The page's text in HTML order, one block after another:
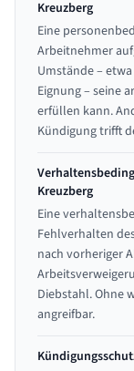
Kreuzberg
Eine
Arbeitnehmer
Umstände –
Eignung – seine
erfüllen kann.
Kündigung trifft
Kreuzberg
Eine
Fehlverhalten
nach vorheriger
Diebstahl. Ohne
angreifbar.